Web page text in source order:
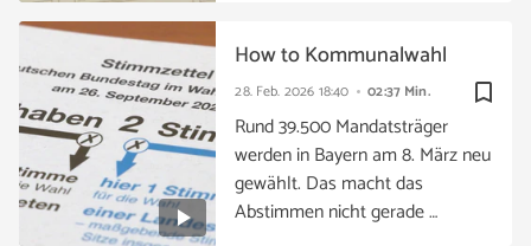
bookmark_border
28. Feb. 2026 18:40 02:37 Min.
How to Kommunalwahl
Rund 39.500 Mandatsträger
werden in Bayern am 8. März neu
gewählt. Das macht das
Abstimmen nicht gerade …